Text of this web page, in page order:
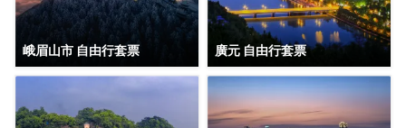
峨眉山市 自由行套票 廣元 自由行套票